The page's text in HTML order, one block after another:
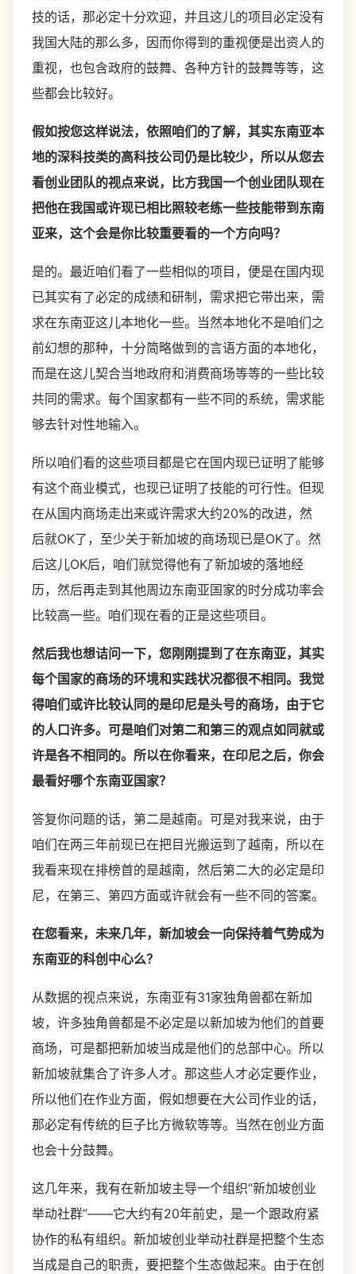
技的话，那必定十分欢迎，并且这儿的项目必定没有
我国大陆的那么多，因而你得到的重视便是出资人的
重视，也包含政府的鼓舞、各种方针的鼓舞等等，这
些都会比较好。
假如按您这样说法，依照咱们的了解，其实东南亚本
地的深科技类的高科技公司仍是比较少，所以从您去
看创业团队的视点来说，比方我国一个创业团队现在
把他在我国或许现已相比照较老练一些技能带到东南
亚来，这个会是你比较重要看的一个方向吗？
是的。最近咱们看了一些相似的项目，便是在国内现
已其实有了必定的成绩和研制，需求把它带出来，需
求在东南亚这儿本地化一些。当然本地化不是咱们之
前幻想的那种，十分简略做到的言语方面的本地化，
而是在这儿契合当地政府和消费商场等等的一些比较
共同的需求。每个国家都有一些不同的系统，需求能
够去针对性地输入。
所以咱们看的这些项目都是它在国内现已证明了能够
有这个商业模式，也现已证明了技能的可行性。但现
在从国内商场走出来或许需求大约20%的改进，然
后就OK了，至少关于新加坡的商场现已是OK了。然
后这儿OK后，咱们就觉得他有了新加坡的落地经
历，然后再走到其他周边东南亚国家的时分成功率会
比较高一些。咱们现在看的正是这些项目。
然后我也想诘问一下，您刚刚提到了在东南亚，其实
每个国家的商场的环境和实践状况都很不相同。我觉
得咱们或许比较认同的是印尼是头号的商场，由于它
的人口许多。可是咱们对第二和第三的观点如同就或
许是各不相同的。所以在你看来，在印尼之后，你会
最看好哪个东南亚国家？
答复你问题的话，第二是越南。可是对我来说，由于
咱们在两三年前现已在把目光搬运到了越南，所以在
我看来现在排榜首的是越南，然后第二大的必定是印
尼，在第三、第四方面或许就会有一些不同的答案。
在您看来，未来几年，新加坡会一向保持着气势成为
东南亚的科创中心么？
从数据的视点来说，东南亚有31家独角兽都在新加
坡，许多独角兽都是不必定是以新加坡为他们的首要
商场，可是都把新加坡当成是他们的总部中心。所以
新加坡就集合了许多人才。那这些人才必定要作业，
所以他们在作业方面，假如想要在大公司作业的话，
那必定有传统的巨子比方微软等等。当然在创业方面
也会十分鼓舞。
这几年来，我有在新加坡主导一个组织“新加坡创业
举动社群”——它大约有20年前史，是一个跟政府紧
协作的私有组织。新加坡创业举动社群是把整个生态
当成是自己的职责，要把整个生态做起来。由于在创